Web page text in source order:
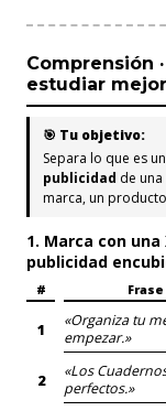
Comprensión
estudiar mejor
🎯 Tu objetivo:
Separa lo que es un
publicidad de
marca, un
1. Marca con
publicidad
#
1
«Organiza tu
empezar.»
2
«Los
perfectos.»